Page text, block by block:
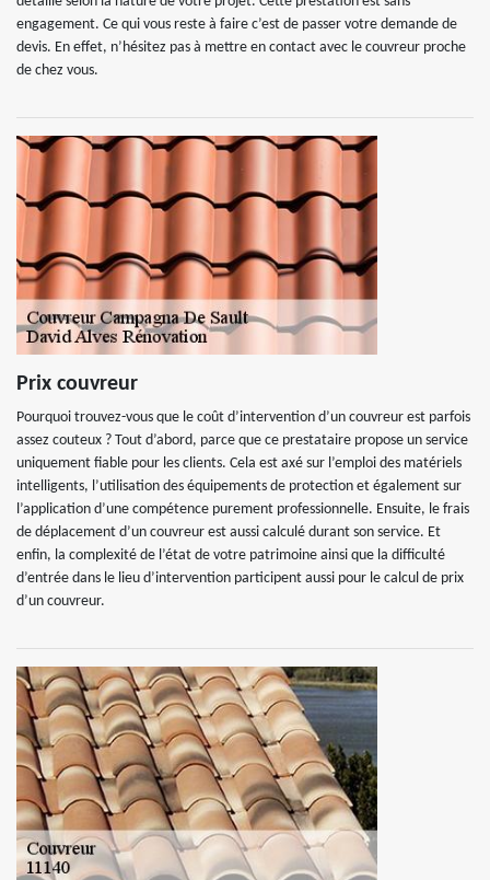
engagement. Ce qui vous reste à faire c’est de passer votre demande de
devis. En effet, n’hésitez pas à mettre en contact avec le couvreur proche
de chez vous.
Prix couvreur
Pourquoi trouvez-vous que le coût d’intervention d’un couvreur est parfois
assez couteux ? Tout d’abord, parce que ce prestataire propose un service
uniquement fiable pour les clients. Cela est axé sur l’emploi des matériels
intelligents, l’utilisation des équipements de protection et également sur
l’application d’une compétence purement professionnelle. Ensuite, le frais
de déplacement d’un couvreur est aussi calculé durant son service. Et
enfin, la complexité de l’état de votre patrimoine ainsi que la difficulté
d’entrée dans le lieu d’intervention participent aussi pour le calcul de prix
d’un couvreur.